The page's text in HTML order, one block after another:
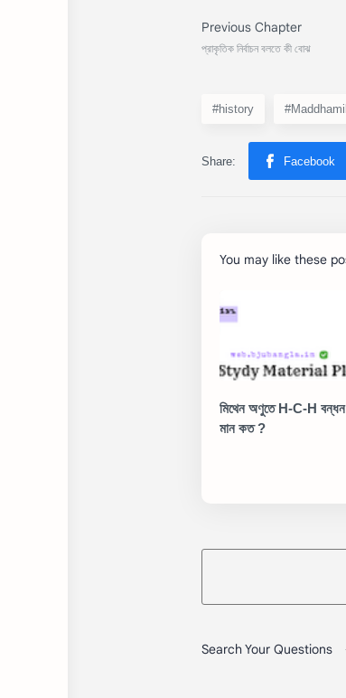
#history
You may like these
মিথেন অণুতে H-C-H
মান কত ?
Search Your Questions